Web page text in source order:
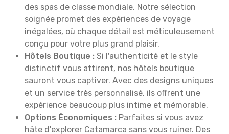
des spas de classe mondiale. Notre sélection
soignée promet des expériences de voyage
inégalées, où chaque détail est méticuleusement
conçu pour votre plus grand plaisir.
Hôtels Boutique : Si l'authenticité et le style
distinctif vous attirent, nos hôtels boutique
sauront vous captiver. Avec des designs uniques
et un service très personnalisé, ils offrent une
expérience beaucoup plus intime et mémorable.
Options Économiques : Parfaites si vous avez
hâte d'explorer Catamarca sans vous ruiner. Des